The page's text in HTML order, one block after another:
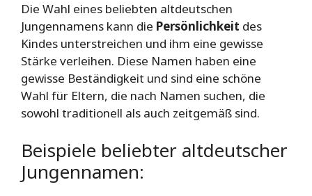
Die Wahl eines beliebten altdeutschen
Jungennamens kann die Persönlichkeit des
Kindes unterstreichen und ihm eine gewisse
Stärke verleihen. Diese Namen haben eine
gewisse Beständigkeit und sind eine schöne
Wahl für Eltern, die nach Namen suchen, die
sowohl traditionell als auch zeitgemäß sind.
Beispiele beliebter altdeutscher
Jungennamen: